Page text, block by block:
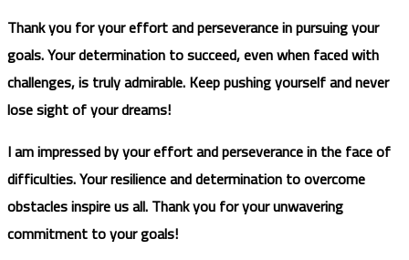
Thank you for your effort and perseverance in pursuing your
goals. Your determination to succeed, even when faced with
challenges, is truly admirable. Keep pushing yourself and never
lose sight of your dreams!
I am impressed by your effort and perseverance in the face of
difficulties. Your resilience and determination to overcome
obstacles inspire us all. Thank you for your unwavering
commitment to your goals!